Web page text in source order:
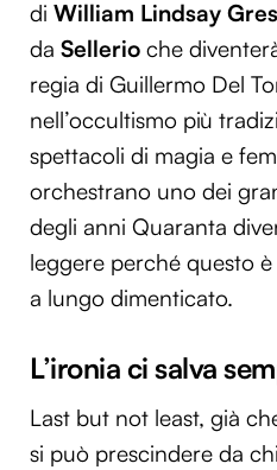
di William Lindsay
da Sellerio che
regia di Guillermo Del
nell’occultismo più
spettacoli di magia e
orchestrano uno dei
degli anni Quaranta
leggere perché questo
a lungo dimenticato.
L’ironia ci salva
Last but not least, già
si può prescindere da